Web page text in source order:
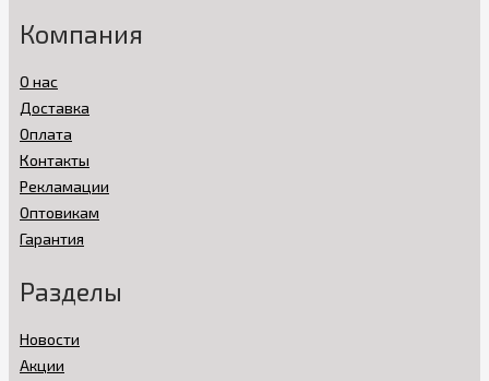
Компания
О нас
Доставка
Оплата
Контакты
Рекламации
Оптовикам
Гарантия
Разделы
Новости
Акции